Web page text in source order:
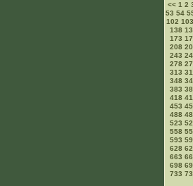
<<1 2
53 54
102 103
138
173
208
243
278
313
348
383
418
453
488
523
558
593
628
663
698
733